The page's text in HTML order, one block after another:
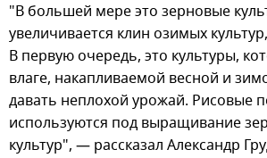
"В большей мере это зерновые
увеличивается клин озимых
В первую очередь, это культуры,
влаге, накапливаемой весной и
давать неплохой урожай. Рисовые
используются под выращивание
культур", — рассказал Александр